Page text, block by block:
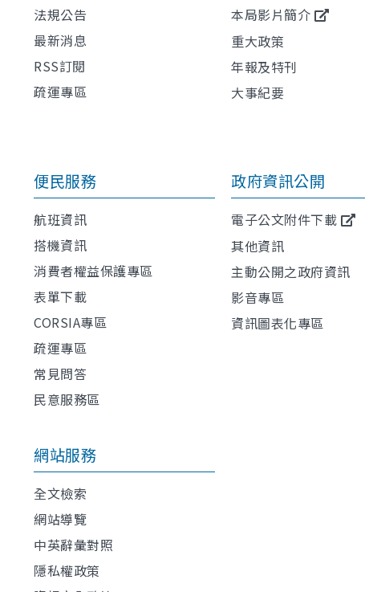
法規公告
最新消息
RSS訂閱
疏運專區
本局影片簡介
重大政策
年報及特刊
大事紀要
便民服務
航班資訊
搭機資訊
消費者權益保護專區
表單下載
CORSIA專區
疏運專區
常見問答
民意服務區
政府資訊公開
電子公文附件下載
其他資訊
主動公開之政府資訊
影音專區
資訊圖表化專區
網站服務
全文檢索
網站導覽
中英辭彙對照
隱私權政策